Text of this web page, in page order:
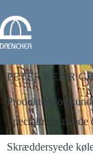
PETER BEIER
Produkter hos
Specialfremstillede
Skræddersyede